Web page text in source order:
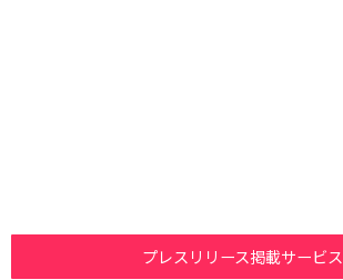
プレスリリース掲載サービス